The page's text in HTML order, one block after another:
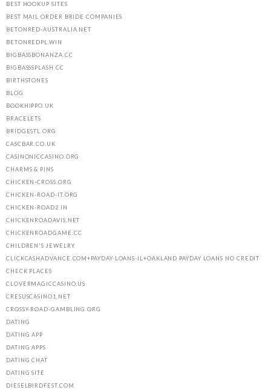
BEST HOOKUP SITES
BEST MAIL ORDER BRIDE COMPANIES
BETONRED-AUSTRALIA.NET
BETONREDPL.WIN
BIGBASSBONANZA.CC
BIGBASSSPLASH.CC
BIRTHSTONES
BLOG
BOOKHIPPO.UK
BRACELETS
BRIDGESTL.ORG
CASCBAR.CO.UK
CASINONICCASINO.ORG
CHARMS & PINS
CHICKEN-CROSS.ORG
CHICKEN-ROAD-IT.ORG
CHICKEN-ROAD2.IN
CHICKENROADAVIS.NET
CHICKENROADGAME.CC
CHILDREN'S JEWELRY
CLICKCASHADVANCE.COM+PAYDAY-LOANS-IL+OAKLAND PAYDAY LOANS NO CREDIT
CHECK PLACES
CLOVERMAGICCASINO.US
CRESUSCASINO1.NET
CROSSY-ROAD-GAMBLING.ORG
DATING
DATING APP
DATING APPS
DATING CHAT
DATING SITE
DIESELBIRDFEST.COM